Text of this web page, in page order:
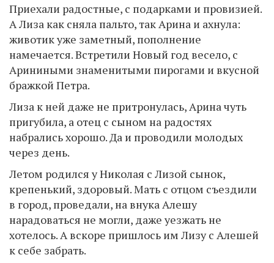
Приехали радостные, с подарками и провизией.
А Лиза как сняла пальто, так Арина и ахнула:
животик уже заметный, пополнение
намечается. Встретили Новый год весело, с
Ариниными знаменитыми пирогами и вкусной
бражкой Петра.
Лиза к ней даже не притронулась, Арина чуть
пригубила, а отец с сыном на радостях
набрались хорошо. Да и проводили молодых
через день.
Летом родился у Николая с Лизой сынок,
крепенький, здоровый. Мать с отцом съездили
в город, проведали, на внука Алешу
нарадоваться не могли, даже уезжать не
хотелось. А вскоре пришлось им Лизу с Алешей
к себе забрать.